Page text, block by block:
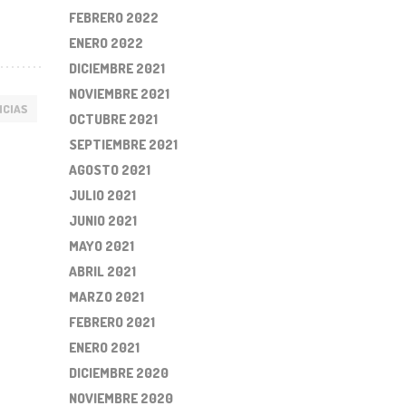
FEBRERO 2022
ENERO 2022
DICIEMBRE 2021
NOVIEMBRE 2021
OCTUBRE 2021
SEPTIEMBRE 2021
AGOSTO 2021
JULIO 2021
JUNIO 2021
MAYO 2021
ABRIL 2021
MARZO 2021
FEBRERO 2021
ENERO 2021
DICIEMBRE 2020
NOVIEMBRE 2020